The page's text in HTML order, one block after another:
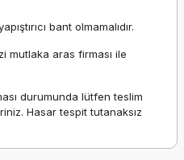
bant olmamalıdır.
mutlaka aras firması ile
durumunda lütfen teslim
Hasar tespit tutanaksız